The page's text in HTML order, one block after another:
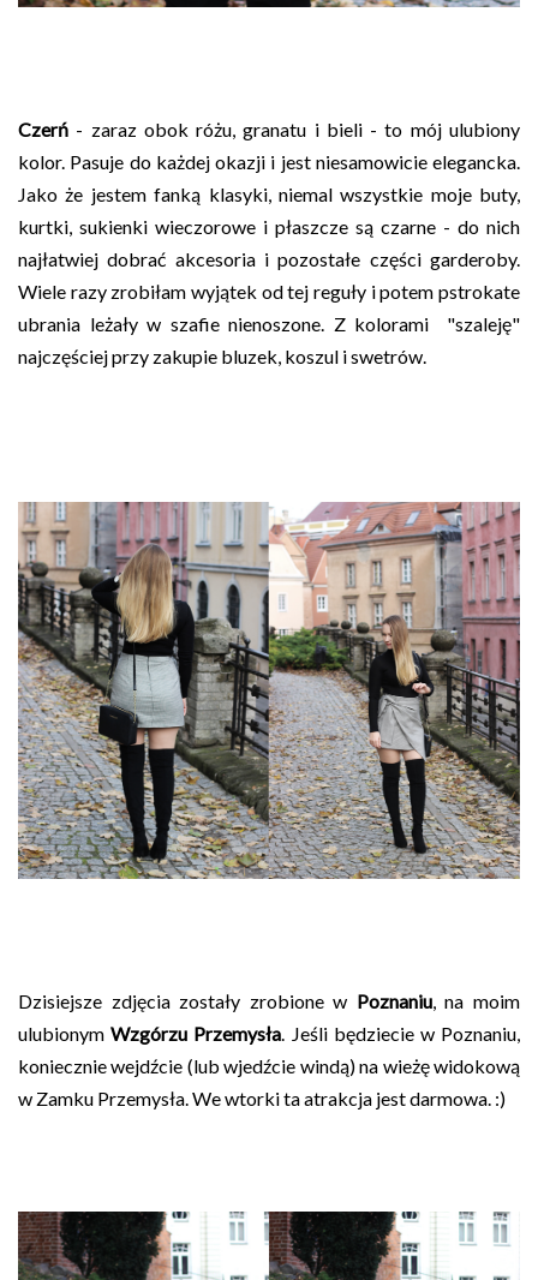
Czerń - zaraz obok różu, granatu i bieli - to mój ulubiony
kolor. Pasuje do każdej okazji i jest niesamowicie elegancka.
Jako że jestem fanką klasyki, niemal wszystkie moje buty,
kurtki, sukienki wieczorowe i płaszcze są czarne - do nich
najłatwiej dobrać akcesoria i pozostałe części garderoby.
Wiele razy zrobiłam wyjątek od tej reguły i potem pstrokate
ubrania leżały w szafie nienoszone. Z kolorami "szaleję"
najczęściej przy zakupie bluzek, koszul i swetrów.
Dzisiejsze zdjęcia zostały zrobione w Poznaniu, na moim
ulubionymWzgórzu Przemysła . Jeśli będziecie w Poznaniu,
koniecznie wejdźcie (lub wjedźcie windą) na wieżę widokową
w Zamku Przemysła. We wtorki ta atrakcja jest darmowa. :)